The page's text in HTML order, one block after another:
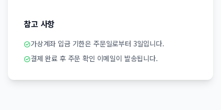
참고 사항
가상계좌 입금 기한은 주문일로부터 3일입니다.
결제 완료 후 주문 확인 이메일이 발송됩니다.